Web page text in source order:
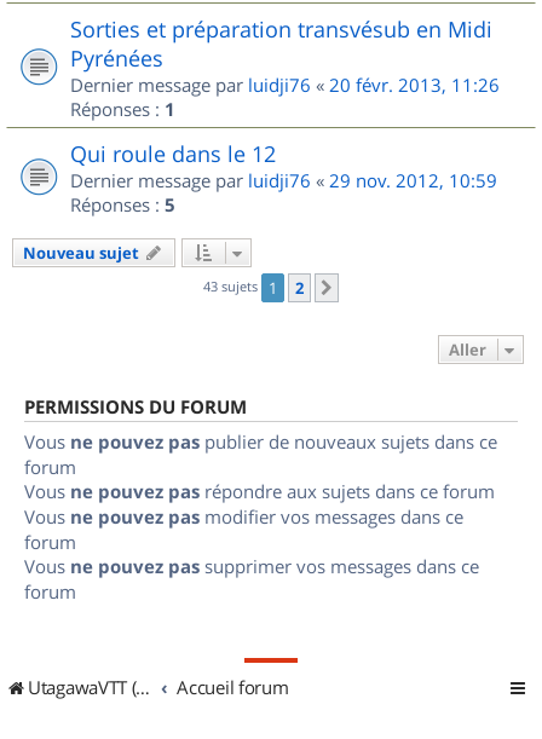
Sorties et préparation transvésub en Midi
Pyrénées
Dernier message par luidji76 « 20 févr. 2013, 11:26
Réponses : 1
Qui roule dans le 12
Dernier message par luidji76 « 29 nov. 2012, 10:59
Réponses : 5
Nouveau sujet
43 sujets 1 2
Aller
PERMISSIONS DU FORUM
Vous ne pouvez pas publier de nouveaux sujets dans ce
forum
Vous ne pouvez pas répondre aux sujets dans ce forum
Vous ne pouvez pas modifier vos messages dans ce
forum
Vous ne pouvez pas supprimer vos messages dans ce
forum
UtagawaVTT (Randos VTT et VTTAE avec traces GPS) Accueil forum